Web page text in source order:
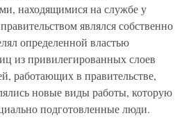
находящимися на службе у
являлся собственно
определенной властью
из привилегированных слоев
работающих в правительстве,
новые виды работы, которую
подготовленные люди.